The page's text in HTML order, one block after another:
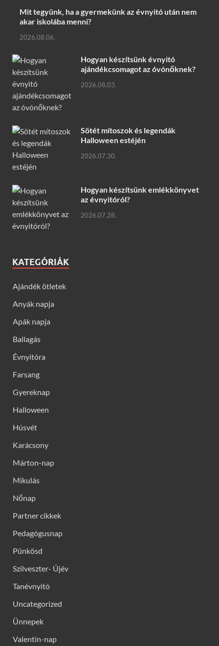
Mit tegyünk, ha a gyermekünk az évnyitó után nem
akar iskolába menni?
2026.08.06.
Hogyan készítsünk évnyitó
ajándékcsomagot az óvónőknek?
2026.08.03.
Sötét mítoszok és legendák
Halloween estéjén
2026.07.30.
Hogyan készítsünk emlékkönyvet
az évnyitóról?
2026.07.28.
KATEGÓRIÁK
Ajándék ötletek
Anyák napja
Apák napja
Ballagás
Évnyitóra
Farsang
Gyereknap
Halloween
Húsvét
Karácsony
Márton-nap
Mikulás
Nőnap
Partner cikkek
Pedagógusnap
Pünkösd
Szilveszter- Újév
Tanévnyitó
Uncategorized
Ünnepek
Valentin-nap